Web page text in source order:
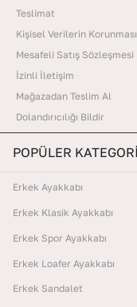
Teslimat
Kişisel Verilerin
Mesafeli Satış Sözleşmesi
İzinli İletişim
Mağazadan Teslim Al
Dolandırıcılığı Bildir
POPÜLER
Erkek Ayakkabı
Erkek Klasik Ayakkabı
Erkek Spor Ayakkabı
Erkek Loafer Ayakkabı
Erkek Sandalet